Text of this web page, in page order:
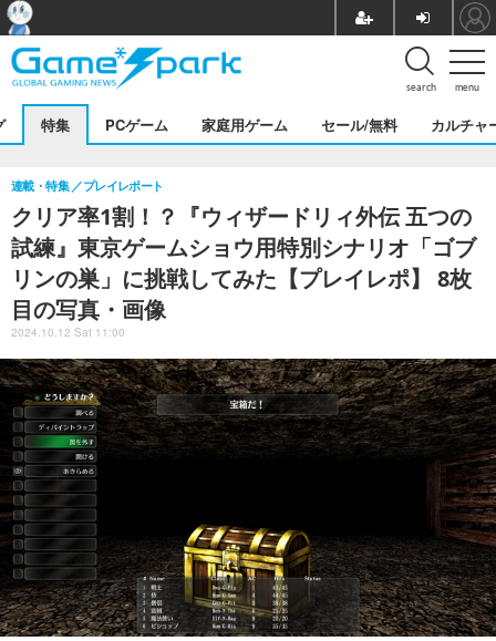
menu
search
特集 PCゲーム 家庭用ゲーム セール/無料 カルチャ
クリア率1割！？『ウィザードリィ外伝 五つの
試練』東京ゲームショウ用特別シナリオ「ゴブ
リンの巣」に挑戦してみた【プレイレポ】 8枚
目の写真・画像
連載・特集 プレイレポート
2024.10.12 Sat 11:00